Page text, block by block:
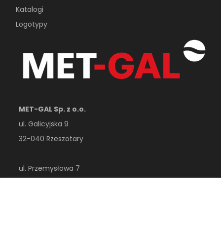
Katalogi
Logotypy
MET-GAL Sp. z o.o.
ul. Galicyjska 9
32-040 Rzeszotary
ul. Przemysłowa 7